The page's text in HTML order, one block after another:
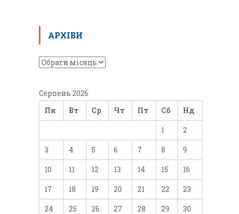
АРХІВИ
Серпень 2026
Пн
Вт Ср Чт Пт Сб Нд
1 2
3 4 5 6 7 8 9
10 11 12 13 14 15 16
17 18 19 20 21 22 23
24 25 26 27 28 29 30